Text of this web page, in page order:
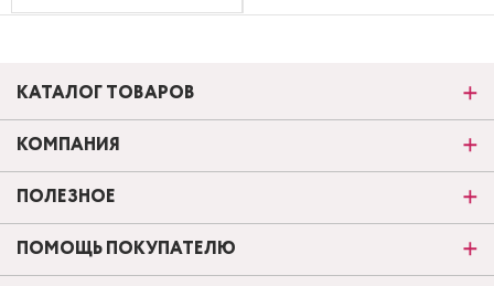
КАТАЛОГ ТОВАРОВ
КОМПАНИЯ
ПОЛЕЗНОЕ
ПОМОЩЬ ПОКУПАТЕЛЮ